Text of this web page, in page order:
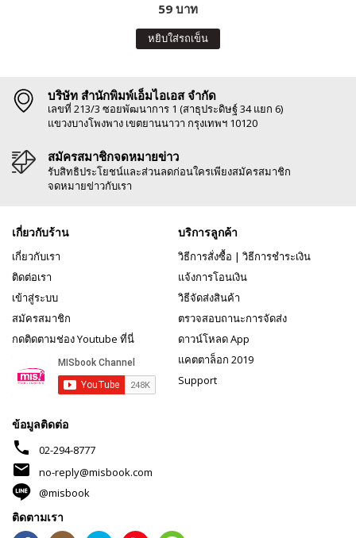
59 บาท
หยิบใส่รถเข็น
บริษัท สำนักพิมพ์เอ็มไอเอส จำกัด
เลขที่ 213/3 ซอยพัฒนาการ 1 (สาธุประดิษฐ์ 34 แยก 6)
แขวงบางโพงพาง เขตยานนาวา กรุงเทพฯ 10120
สมัครสมาชิกจดหมายข่าว
รับสิทธิประโยชน์และส่วนลดก่อนใครเพียงสมัครสมาชิก
จดหมายข่าวกับเรา
เกี่ยวกับร้าน
เกี่ยวกับเรา
ติดต่อเรา
เข้าสู่ระบบ
สมัครสมาชิก
กดติดตามช่อง Youtube ที่นี่
บริการลูกค้า
วิธีการสั่งซื้อ | วิธีการชำระเงิน
แจ้งการโอนเงิน
วิธีจัดส่งสินค้า
ตรวจสอบถานะการจัดส่ง
ดาวน์โหลด App
แคตตาล็อก 2019
Support
ข้อมูลติดต่อ
phone 02-294-8777
mail
no-reply@misbook.com
@misbook
ติดตามเรา